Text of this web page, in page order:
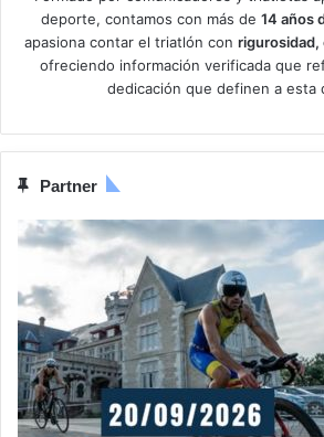
deporte, contamos con más de 14 años
apasiona contar el triatlón con rigurosidad,
ofreciendo información verificada que
dedicación que definen a esta
Partner